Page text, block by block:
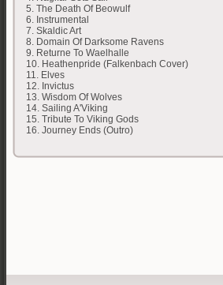
5. The Death Of Beowulf
6. Instrumental
7. Skaldic Art
8. Domain Of Darksome Ravens
9. Returne To Waelhalle
10. Heathenpride (Falkenbach Cover)
11. Elves
12. Invictus
13. Wisdom Of Wolves
14. Sailing A'Viking
15. Tribute To Viking Gods
16. Journey Ends (Outro)